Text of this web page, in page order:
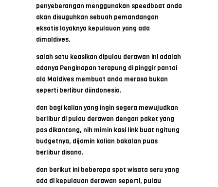
penyeberangan menggunakan speedboat anda
akan disuguhkan sebuah pemandangan
eksotis layaknya kepulauan yang ada
dimaldives.
salah satu keasikan dipulau derawan ini adalah
adanya Penginapan terapung di pinggir pantai
ala Maldives membuat anda merasa bukan
seperti berlibur diindonesia.
dan bagi kalian yang ingin segera mewujudkan
berlibur di pulau derawan dengan paket yang
pas dikantong, nih mimin kasi link buat ngitung
budgetnya, dijamin kalian bakalan puas
berlibur disana.
dan berikut ini beberapa spot wisata seru yang
ada di kepulauan derawan seperti, pulau